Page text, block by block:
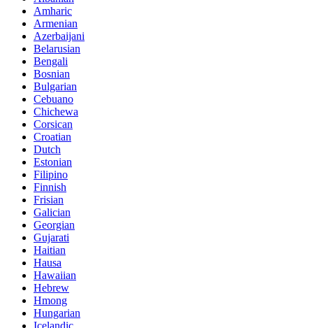
Amharic
Armenian
Azerbaijani
Belarusian
Bengali
Bosnian
Bulgarian
Cebuano
Chichewa
Corsican
Croatian
Dutch
Estonian
Filipino
Finnish
Frisian
Galician
Georgian
Gujarati
Haitian
Hausa
Hawaiian
Hebrew
Hmong
Hungarian